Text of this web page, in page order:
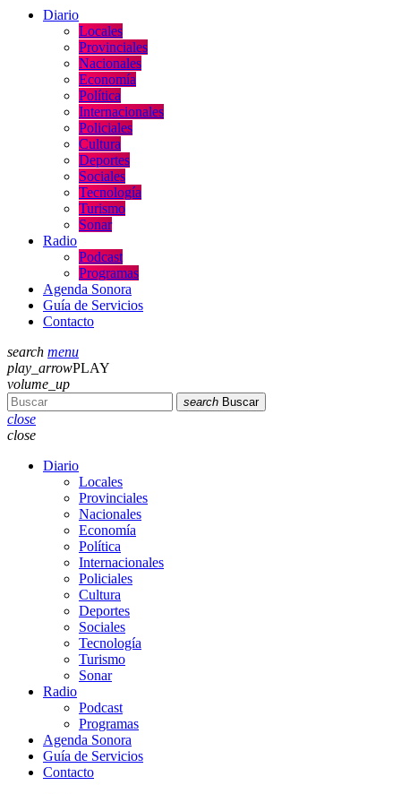
Diario
Locales
Provinciales
Nacionales
Economía
Política
Internacionales
Policiales
Cultura
Deportes
Sociales
Tecnología
Turismo
Sonar
Radio
Podcast
Programas
Agenda Sonora
Guía de Servicios
Contacto
search menu
play_arrowPLAY
volume_up
search Buscar
close
close
Diario
Locales
Provinciales
Nacionales
Economía
Política
Internacionales
Policiales
Cultura
Deportes
Sociales
Tecnología
Turismo
Sonar
Radio
Podcast
Programas
Agenda Sonora
Guía de Servicios
Contacto